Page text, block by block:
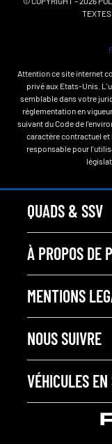
Attention ce site internet
privé aux Etats-Unis.
semblable dans votre
réglementation en
suivant du Code de
caractère contractuel et
responsable pour
QUADS & SSV
À PROPOS DE
MENTIONS
NOUS SUIVRE
VÉHICULES EN